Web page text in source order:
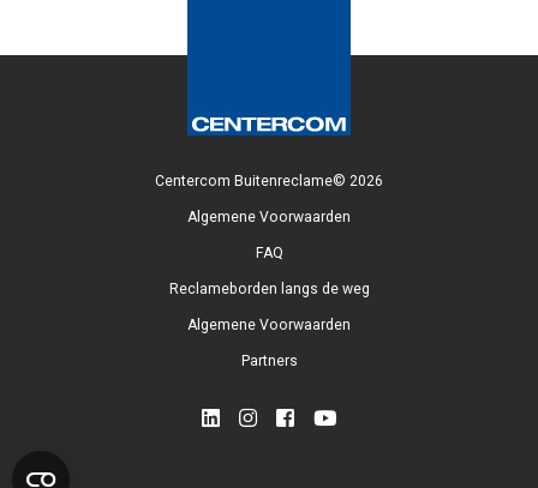
Centercom Buitenreclame© 2026
Algemene Voorwaarden
FAQ
Reclameborden langs de weg
Algemene Voorwaarden
Partners